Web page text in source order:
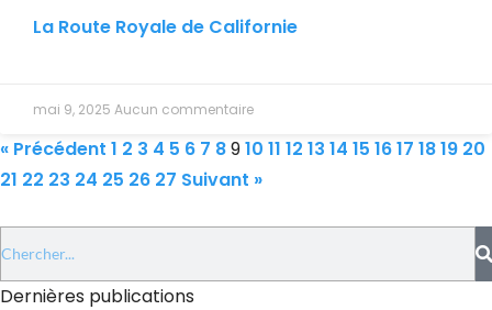
La Route Royale de Californie
mai 9, 2025 Aucun commentaire
« Précédent 1 2 3 4 5 6 7 8910 11 12 13 14 15 1617 1819 20
21 22 23 24 25 26 27 Suivant »
Dernières publications